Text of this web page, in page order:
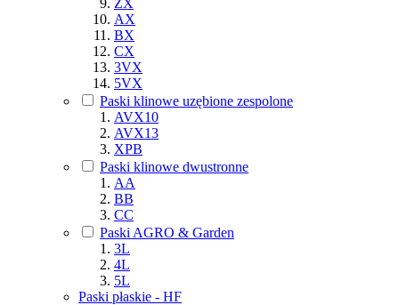
AX
BX
CX
3VX
5VX
Paski klinowe uzębione zespolone
AVX10
AVX13
XPB
Paski klinowe dwustronne
AA
BB
CC
Paski AGRO & Garden
3L
4L
5L
Paski płaskie - HF